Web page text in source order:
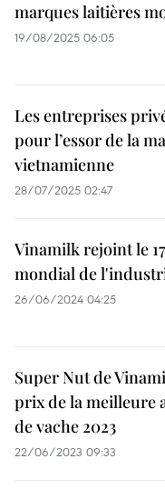
marques laitières
19/08/2025 06:05
Les entreprises
pour l’essor de la
vietnamienne
28/07/2025 02:47
Vinamilk rejoint le
mondial de
26/06/2024 04:25
Super Nut de
prix de la meilleure
de vache 2023
22/06/2023 09:33